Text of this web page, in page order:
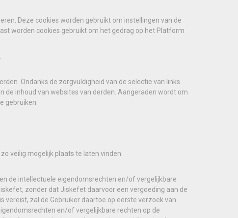
Deze cookies worden gebruikt om instellingen van de
worden cookies gebruikt om het gedrag op het Platform
Ondanks de zorgvuldigheid van de selectie van links
inhoud van websites van derden. Aangeraden wordt om
gebruiken.
veilig mogelijk plaats te laten vinden.
de intellectuele eigendomsrechten en/of vergelijkbare
zonder dat Jiskefet daarvoor een vergoeding aan de
vereist, zal de Gebruiker daartoe op eerste verzoek van
en/of vergelijkbare rechten op de